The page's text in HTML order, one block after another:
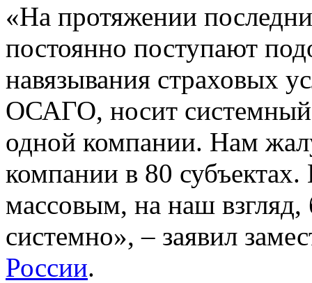
«На протяжении
постоянно поступают
навязывания страховых
ОСАГО, носит системный
одной компании. Нам
компании в 80 субъектах.
массовым, на наш
системно», – заявил
России.